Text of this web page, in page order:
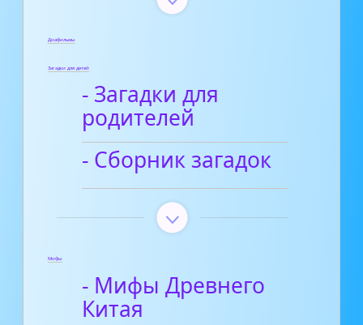
Диафильмы
Загадки для детей
- Загадки для
родителей
- Сборник загадок
Мифы
- Мифы Древнего
Китая